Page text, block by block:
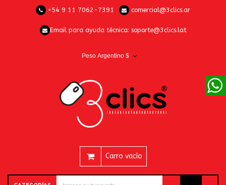
+54 9 11 7062-7391 comercial@3clics.ar
Email para ayuda técnica: soporte@3clics.lat
Peso Argentino $
Carro vacío